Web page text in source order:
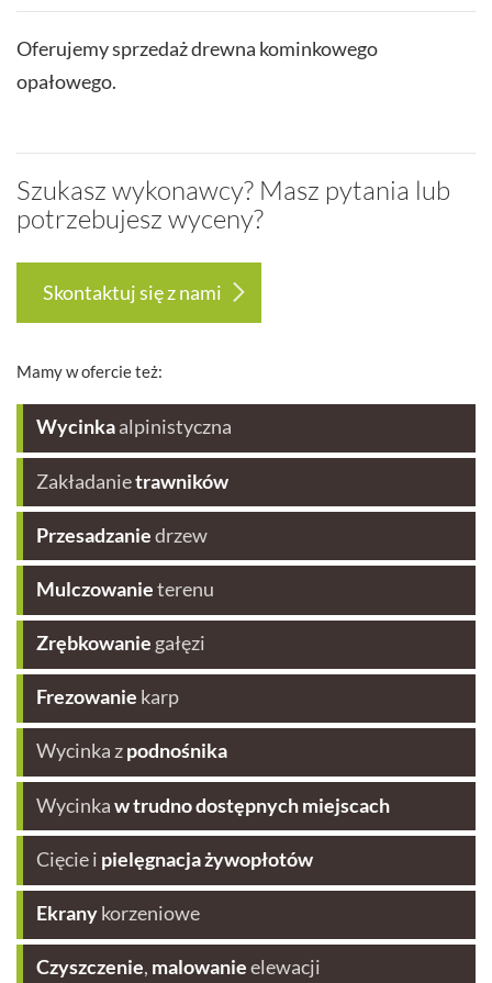
Oferujemy sprzedaż drewna kominkowego
opałowego.
Szukasz wykonawcy? Masz pytania lub
potrzebujesz wyceny?
Skontaktuj się z nami
Mamy w ofercie też:
Wycinkaalpinistyczna
Zakładanietrawników
Przesadzaniedrzew
Mulczowanieterenu
Zrębkowanie gałęzi
Frezowanie karp
Wycinka zpodnośnika
Wycinkaw trudno dostępnych miejscach
Cięcie i pielęgnacja żywopłotów
Ekranykorzeniowe
Czyszczenie, malowanieelewacji